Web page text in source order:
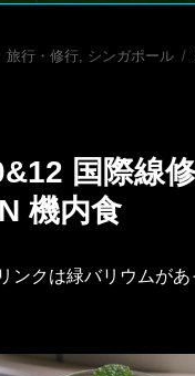
カ
旅行・修行, シンガポール
国際線
機内食
ンクは緑バリウムがあ